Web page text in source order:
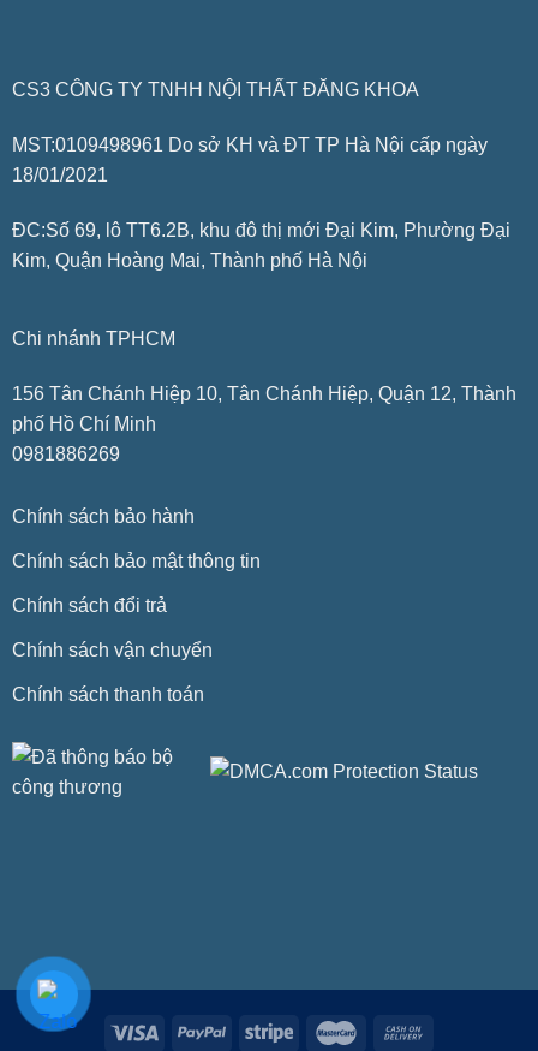
CS3 CÔNG TY TNHH NỘI THẤT ĐĂNG KHOA
MST:0109498961 Do sở KH và ĐT TP Hà Nội cấp ngày
18/01/2021
ĐC:Số 69, lô TT6.2B, khu đô thị mới Đại Kim, Phường Đại
Kim, Quận Hoàng Mai, Thành phố Hà Nội
Chi nhánh TPHCM
156 Tân Chánh Hiệp 10, Tân Chánh Hiệp, Quận 12, Thành
phố Hồ Chí Minh
0981886269
Chính sách bảo hành
Chính sách bảo mật thông tin
Chính sách đổi trả
Chính sách vận chuyển
Chính sách thanh toán